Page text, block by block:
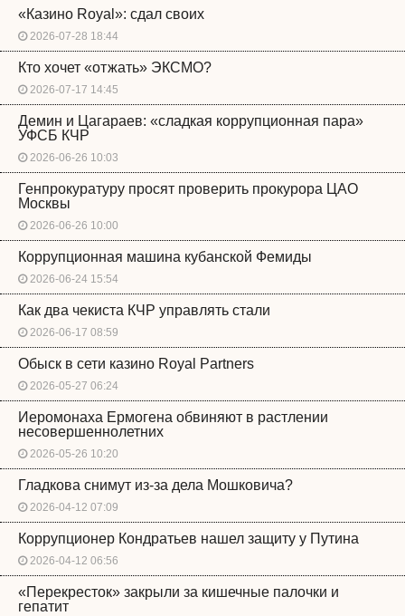
«Казино Royal»: сдал своих
2026-07-28 18:44
Кто хочет «отжать» ЭКСМО?
2026-07-17 14:45
Демин и Цагараев: «сладкая коррупционная пара»
УФСБ КЧР
2026-06-26 10:03
Генпрокуратуру просят проверить прокурора ЦАО
Москвы
2026-06-26 10:00
Коррупционная машина кубанской Фемиды
2026-06-24 15:54
Как два чекиста КЧР управлять стали
2026-06-17 08:59
Обыск в сети казино Royal Partners
2026-05-27 06:24
Иеромонаха Ермогена обвиняют в растлении
несовершеннолетних
2026-05-26 10:20
Гладкова снимут из-за дела Мошковича?
2026-04-12 07:09
Коррупционер Кондратьев нашел защиту у Путина
2026-04-12 06:56
«Перекресток» закрыли за кишечные палочки и
гепатит